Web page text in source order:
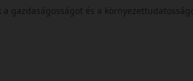
gazdaságosságot és a